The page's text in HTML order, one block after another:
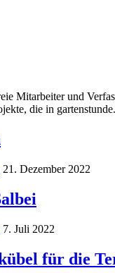
Mitarbeiter und
die in
21. Dezember 2022
7. Juli 2022
für die